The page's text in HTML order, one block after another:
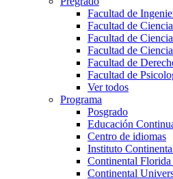
Facultad de
Facultad de
Facultad de
Facultad de
Facultad de
Facultad de
Ver todos
Programa
Posgrado
Educación
Centro de idiomas
Instituto
Continental
Continental